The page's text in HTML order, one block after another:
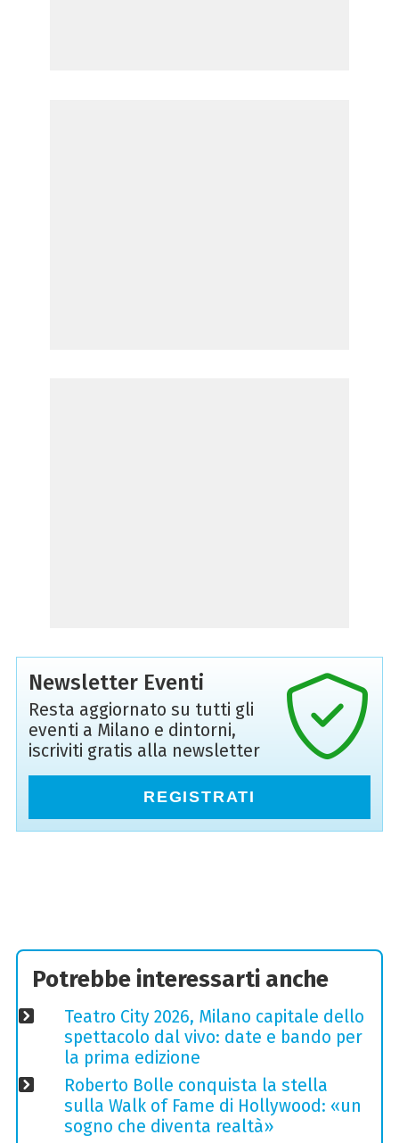
Newsletter Eventi
Resta aggiornato su tutti gli
eventi a Milano e dintorni,
iscriviti gratis alla newsletter
REGISTRATI
Potrebbe interessarti anche
Teatro City 2026, Milano capitale dello
spettacolo dal vivo: date e bando per
la prima edizione
Roberto Bolle conquista la stella
sulla Walk of Fame di Hollywood: «un
sogno che diventa realtà»